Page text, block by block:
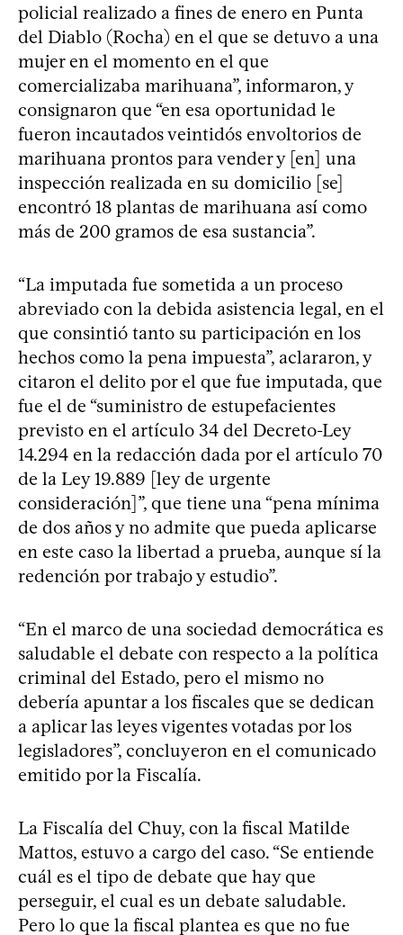
policial realizado a fines de enero en Punta
del Diablo (Rocha) en el que se detuvo a una
mujer en el momento en el que
comercializaba marihuana”, informaron, y
consignaron que “en esa oportunidad le
fueron incautados veintidós envoltorios de
marihuana prontos para vender y [en] una
inspección realizada en su domicilio [se]
encontró 18 plantas de marihuana así como
más de 200 gramos de esa sustancia”.
“La imputada fue sometida a un proceso
abreviado con la debida asistencia legal, en el
que consintió tanto su participación en los
hechos como la pena impuesta”, aclararon, y
citaron el delito por el que fue imputada, que
fue el de “suministro de estupefacientes
previsto en el artículo 34 del Decreto-Ley
14.294 en la redacción dada por el artículo 70
de la Ley 19.889 [ley de urgente
consideración]”, que tiene una “pena mínima
de dos años y no admite que pueda aplicarse
en este caso la libertad a prueba, aunque sí la
redención por trabajo y estudio”.
“En el marco de una sociedad democrática es
saludable el debate con respecto a la política
criminal del Estado, pero el mismo no
debería apuntar a los fiscales que se dedican
a aplicar las leyes vigentes votadas por los
legisladores”, concluyeron en el comunicado
emitido por la Fiscalía.
La Fiscalía del Chuy, con la fiscal Matilde
Mattos, estuvo a cargo del caso. “Se entiende
cuál es el tipo de debate que hay que
perseguir, el cual es un debate saludable.
Pero lo que la fiscal plantea es que no fue